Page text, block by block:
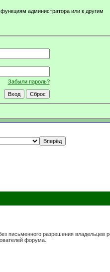
администратора или к другим
Забыли пароль?
письменного разрешения владельцев
форума.